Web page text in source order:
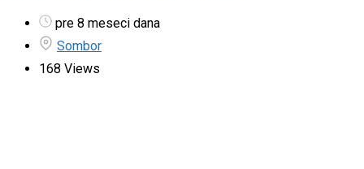
pre 8 meseci dana
Sombor
168 Views